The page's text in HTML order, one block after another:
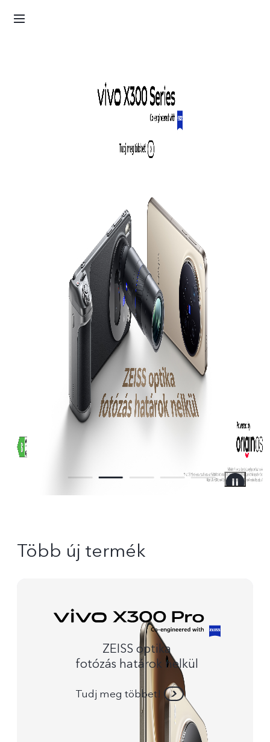
ZEISS optika
fotózás határok nelkül
Tudj meg többet!
Több új termék
ZEISS optika
fotózás határok nelkül
Tudj meg többet!